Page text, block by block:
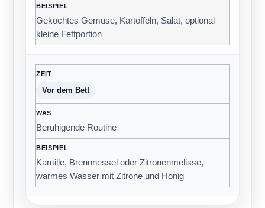
Gekochtes Gemüse, Kartoffeln, Salat, optional
kleine Fettportion
Vor dem Bett
Beruhigende Routine
Kamille, Brennnessel oder Zitronenmelisse,
warmes Wasser mit Zitrone und Honig